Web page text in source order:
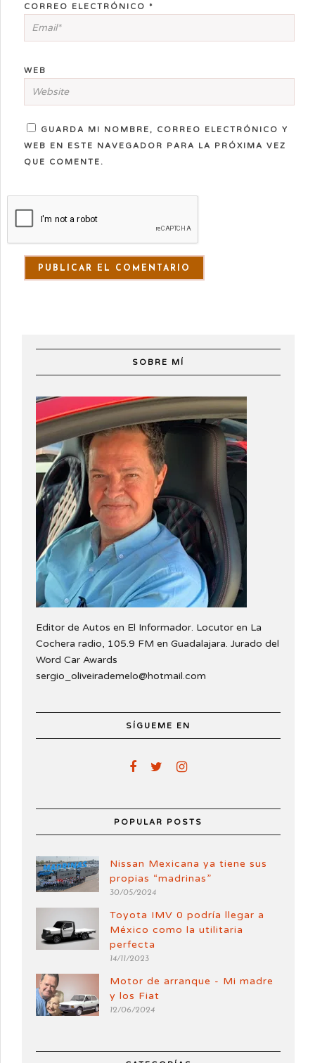
CORREO ELECTRÓNICO *
WEB
GUARDA MI NOMBRE, CORREO ELECTRÓNICO Y
WEB EN ESTE NAVEGADOR PARA LA PRÓXIMA VEZ
QUE COMENTE.
SOBRE MÍ
Editor de Autos en El Informador. Locutor en La
Cochera radio, 105.9 FM en Guadalajara. Jurado del
Word Car Awards
sergio_oliveirademelo@hotmail.com
SÍGUEME EN
POPULAR POSTS
Nissan Mexicana ya tiene sus
propias “madrinas”
30/05/2024
Toyota IMV 0 podría llegar a
México como la utilitaria
perfecta
14/11/2023
Motor de arranque - Mi madre
y los Fiat
12/06/2024